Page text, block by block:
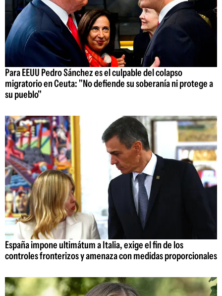
Para EEUU Pedro Sánchez es el culpable del colapso
migratorio en Ceuta: "No defiende su soberanía ni protege a
su pueblo"
España impone ultimátum a Italia, exige el fin de los
controles fronterizos y amenaza con medidas proporcionales